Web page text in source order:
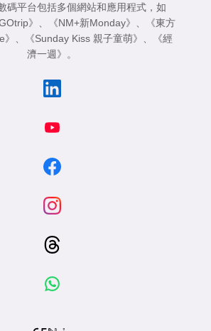
碼平台包括多個網站和應用程式，如
GOtrip》 、 《NM+新Monday》 、
《東方
、 《Sunday Kiss 親子童萌》 、
《經
濟一週》 。